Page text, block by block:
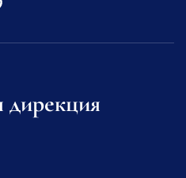
дирекция